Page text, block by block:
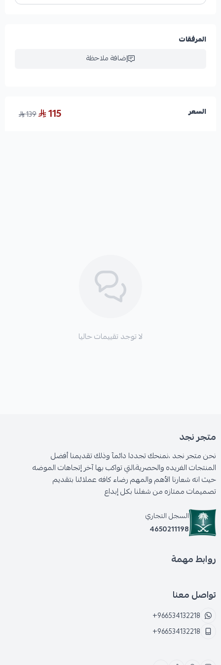
المرفقات
إضافة ملاحظة
السعر 115
139
لا توجد تقييمات حاليا
متجر نجد
نحن متجر نجد ،نمنحك تجددا دائمآ وذلك تقديمنا أفضل
المنتجات الفريده والحصرية،التي تواكب بها آخر إتجاهات الموضه
حيث انه شعارنا الأهم والمهم رضاء كافه عملائنا بتقديم
تصميمات ممتازه من شغلنا بكل إبداع
السجل التجاري
4650211198
روابط مهمة
تواصل معنا
+966534132218
+966534132218